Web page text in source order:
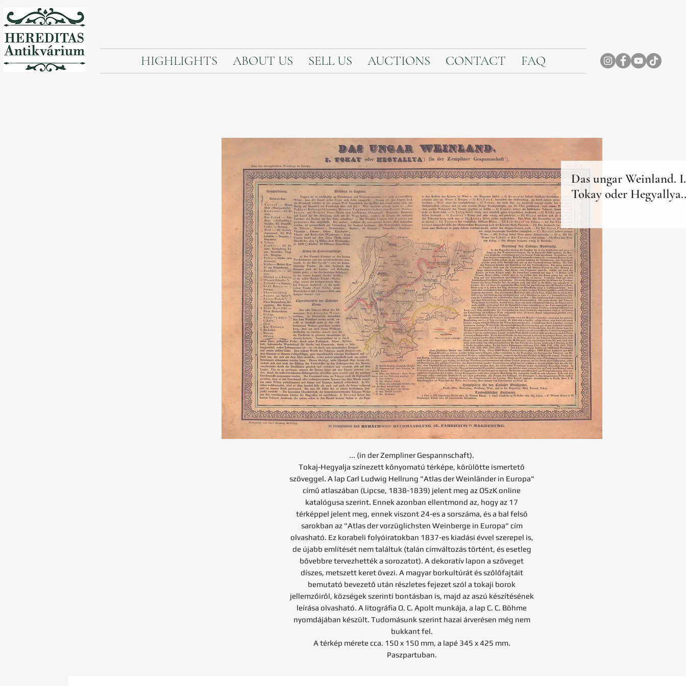
HIGHLIGHTS ABOUT US SELL US AUCTIONS CONTACT FAQ
Das ungar Weinland. I.
Tokay oder
... (in der Zempliner Gespannschaft).
Tokaj-Hegyalja színezett kőnyomatú térképe, körülötte ismertető
szöveggel. A lap Carl Ludwig Hellrung "Atlas der Weinländer in Europa"
című atlaszában (Lipcse, 1838-1839) jelent meg az OSzK online
katalógusa szerint. Ennek azonban ellentmond az, hogy az 17
térképpel jelent meg, ennek viszont 24-es a sorszáma, és a bal felső
sarokban az "Atlas der vorzüglichsten Weinberge in Europa" cím
olvasható. Ez korabeli folyóiratokban 1837-es kiadási évvel szerepel is,
de újabb említését nem találtuk (talán címváltozás történt, és esetleg
bővebbre tervezhették a sorozatot). A dekoratív lapon a szöveget
díszes, metszett keret övezi. A magyar borkultúrát és szőlőfajtáit
bemutató bevezető után részletes fejezet szól a tokaji borok
jellemzőiről, községek szerinti bontásban is, majd az aszú készítésének
leírása olvasható. A litográfia O. C. Apolt munkája, a lap C. C. Böhme
nyomdájában készült. Tudomásunk szerint hazai árverésen még nem
bukkant fel.
A térkép mérete cca. 150 x 150 mm, a lapé 345 x 425 mm.
Paszpartuban.